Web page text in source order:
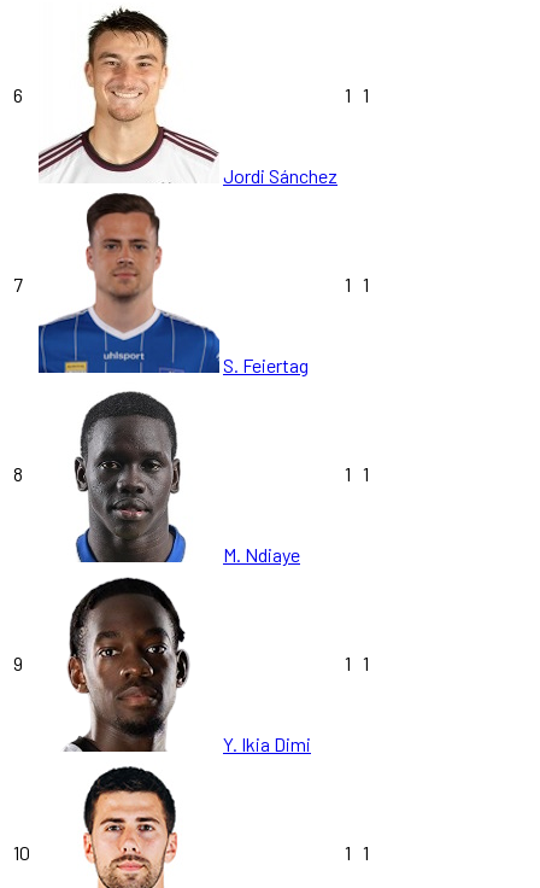
6
Jordi Sánchez
1 1
7
S. Feiertag
1 1
8
M. Ndiaye
1 1
9
Y. Ikia Dimi
1 1
10 1 1